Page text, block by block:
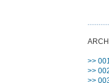
>>
>>
>>